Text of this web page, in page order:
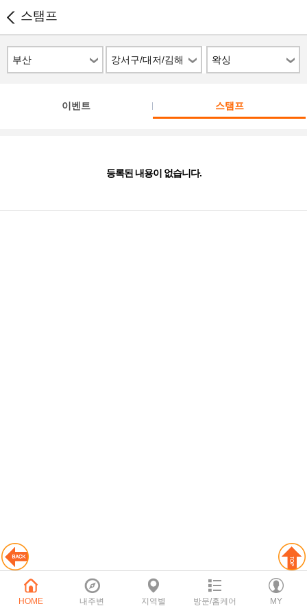
스탬프
부산
강서구/대저/김해
공항
왁싱
이벤트 스탬프
등록된 내용이 없습니다.
HOME 내주변 지역별 방문/홈케어 MY